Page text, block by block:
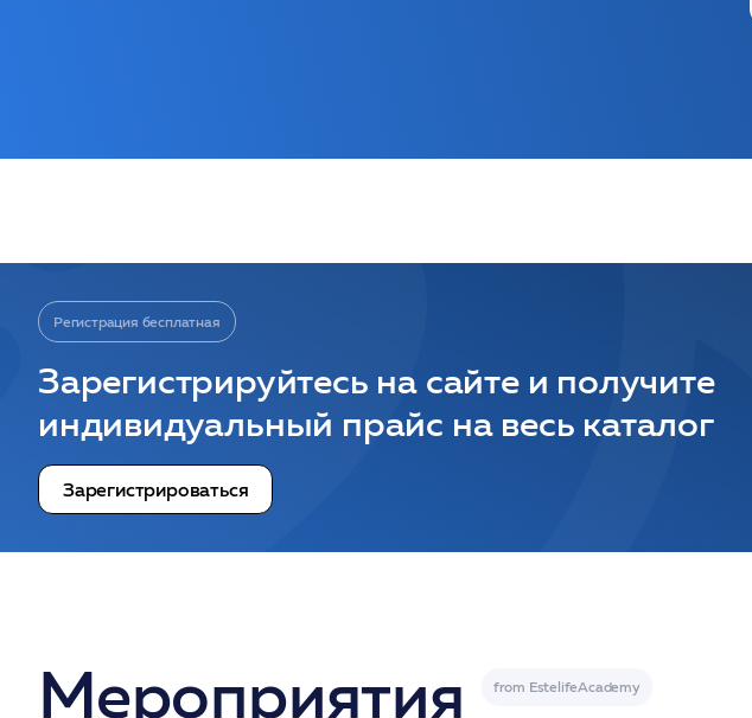
Регистрация бесплатная
Зарегистрируйтесь на сайте и получите
индивидуальный прайс на весь каталог
Зарегистрироваться
Мероприятия